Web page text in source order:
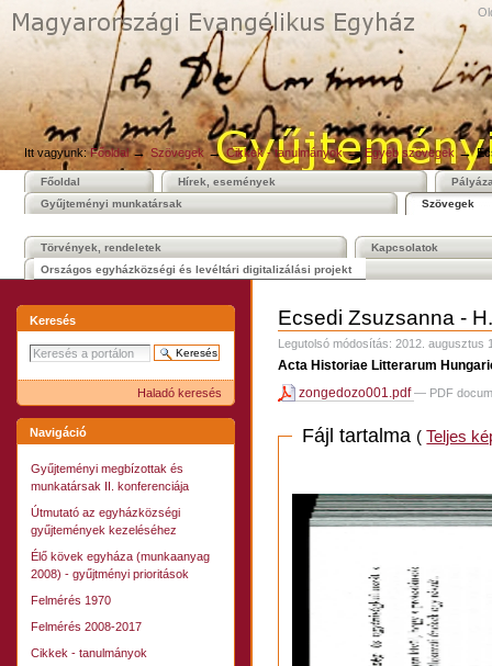
tartalomhoz
Ugrás
navigációhoz
eszközök
Itt vagyunk: Főoldal →Szövegek →Cikkek - tanulmányok → Egyéb szövegek →
Főoldal Hírek, események
Gyűjteményi munkatársak
Szövegek
Törvények, rendeletek
Kapcsolatok
Országos egyházközségi és levéltári digitalizálási projekt
Keresés
Haladó keresés
Navigáció
Gyűjteményi megbízottak és
munkatársak II. konferenciája
Útmutató az egyházközségi
gyűjtemények kezeléséhez
Élő kövek egyháza (munkaanyag
2008) - gyűjtményi prioritások
Felmérés 1970
Felmérés 2008-2017
Cikkek - tanulmányok
Ecsedi Zsuzsanna -
Legutolsó módosítás: 2012. augusztus
Acta Historiae Litterarum
zongedozo001.pdf— PDF
Fájl tartalma (Teljes